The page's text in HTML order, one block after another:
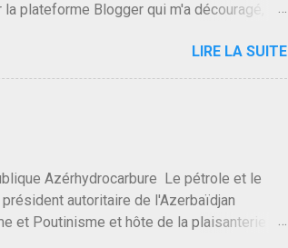
plateforme Blogger qui m'a découragé,
via l'Ukraine reçoit des troupes de Kim Mes
déclenchent l'intifada mondiale après
je ne peux pas franchement lui en
tu as envie d'exploser la gueule de
LIRE LA SUITE
Le pétrole et le
autoritaire de l'Azerbaïdjan
et Poutinisme et hôte de la plaisanterie